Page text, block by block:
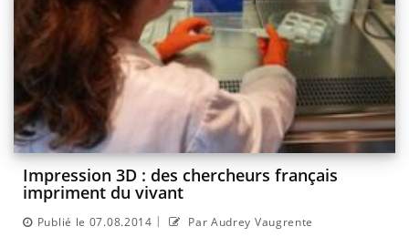
Impression 3D : des chercheurs français
impriment du vivant
Publié le 07.08.2014 | Par Audrey Vaugrente